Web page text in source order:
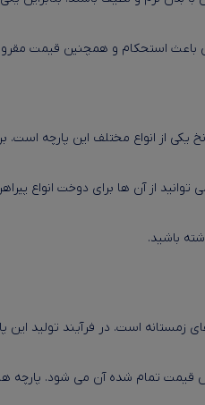
استحکام و همچنین قیمت
از انواع مختلف این پارچه است.
از آن ها برای دوخت انواع
باشید.
است. در فرآیند تولید این
قیمت تمام شده آن می شود.